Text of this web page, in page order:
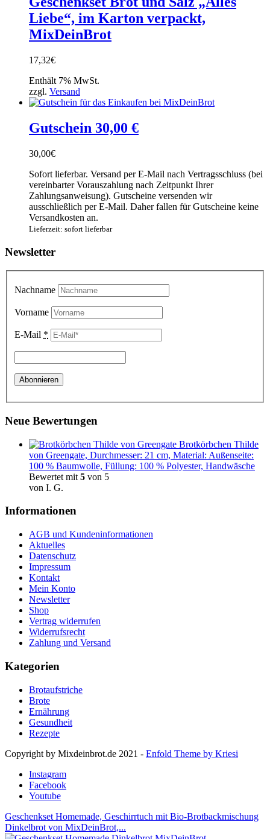
Liebe“, im Karton verpackt,
MixDeinBrot
17,32€
Enthält 7% MwSt.
zzgl. Versand
Gutschein 30,00 €
30,00€
Sofort lieferbar. Versand per E-Mail nach Vertragsschluss (bei
vereinbarter Vorauszahlung nach Zeitpunkt Ihrer
Zahlungsanweisung). Gutscheine versenden wir
ausschließlich per E-Mail. Daher fallen für Gutscheine keine
Versandkosten an.
Lieferzeit: sofort lieferbar
Newsletter
Nachname
Vorname
E-Mail *
Neue Bewertungen
Brotkörbchen Thilde
von Greengate, Durchmesser: 21 cm, Material: Außenseite:
100 % Baumwolle, Füllung: 100 % Polyester, Handwäsche
Bewertet mit 5 von 5
von I. G.
Informationen
AGB und Kundeninformationen
Aktuelles
Datenschutz
Impressum
Kontakt
Mein Konto
Newsletter
Shop
Vertrag widerrufen
Widerrufsrecht
Zahlung und Versand
Kategorien
Brotaufstriche
Brote
Ernährung
Gesundheit
Rezepte
Copyright by Mixdeinbrot.de 2021 - Enfold Theme by Kriesi
Instagram
Facebook
Youtube
Geschenkset Homemade, Geschirrtuch mit Bio-Brotbackmischung
Dinkelbrot von MixDeinBrot,...